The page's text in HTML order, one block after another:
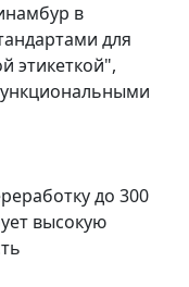
в
для
этикеткой",
до 300
высокую